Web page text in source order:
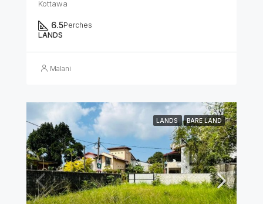
Kottawa
6.5Perches
LANDS
Malani
LANDS BARE LAND